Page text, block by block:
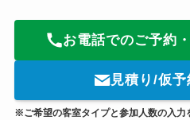
お電話でのご予約
見積り/仮予
※ご希望の客室タイプと参加人数の入力